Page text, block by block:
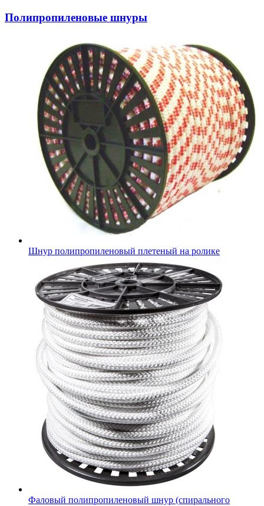
Полипропиленовые шнуры
Шнур полипропиленовый плетеный на ролике
Фаловый полипропиленовый шнур (спирального